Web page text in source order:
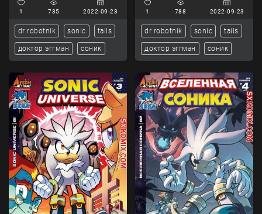
1 735 2022-09-23
dr robotnik sonic tails
доктор эггман соник
1 788 2022-09-23
dr robotnik sonic tails
доктор эггман соник